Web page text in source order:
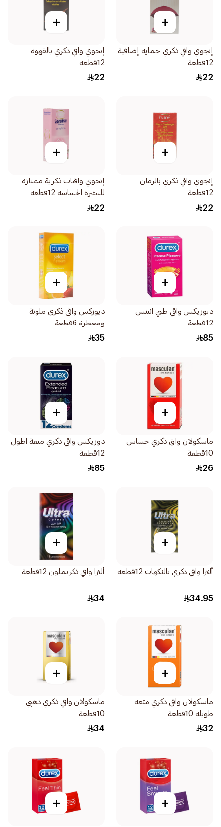
+
إنجوي واقي ذكري حماية إضافية
12قطعة
22
+
إنجوي واقي ذكري بالقهوة
12قطعة
22
+
إنجوي واقي ذكري بالرمان
12قطعة
22
+
إنجوي واقيات ذكرية ممتازة
للبشرة الحساسة 12قطعة
22
+
ديوريكس واقي طبي انتنس
12قطعة
85
+
ديوركس واقى ذكرى ملونة
ومعطرة 6قطعة
35
+
ماسكولان واق ذكري حساس
10قطعة
26
+
دوريكس واقي ذكري متعة اطول
12قطعة
85
+
ألترا واقي ذكري بالنكهات 12قطعة
34.95
+
ألترا واقي ذكريملون 12قطعة
34
+
ماسكولان واقي ذكري متعة
طويلة 10قطعة
32
+
ماسكولان واقي ذكري ذهبي
10قطعة
34
+
+